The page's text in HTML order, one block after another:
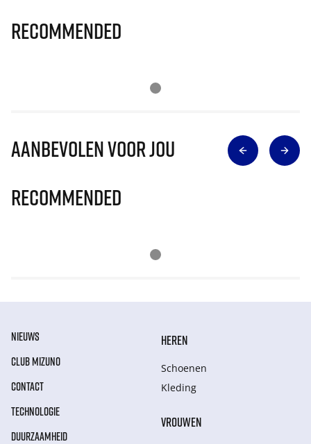
Recommended
Aanbevolen voor jou
Recommended
NIEUWS
CLUB MIZUNO
CONTACT
TECHNOLOGIE
DUURZAAMHEID
HEREN
Schoenen
Kleding
VROUWEN